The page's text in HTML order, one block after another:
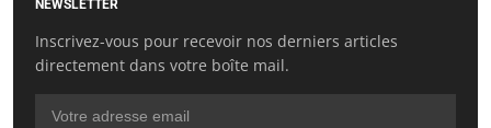
NEWSLETTER
Inscrivez-vous pour recevoir nos derniers articles
directement dans votre boîte mail.